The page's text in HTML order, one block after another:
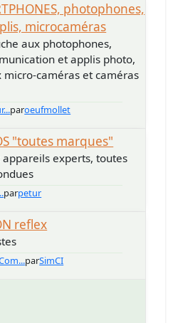
photophones,
microcaméras
aux photophones,
et applis photo,
micro-caméras et caméras
paroeufmollet
"toutes marques"
appareils experts, toutes
parpetur
reflex
parSimCI